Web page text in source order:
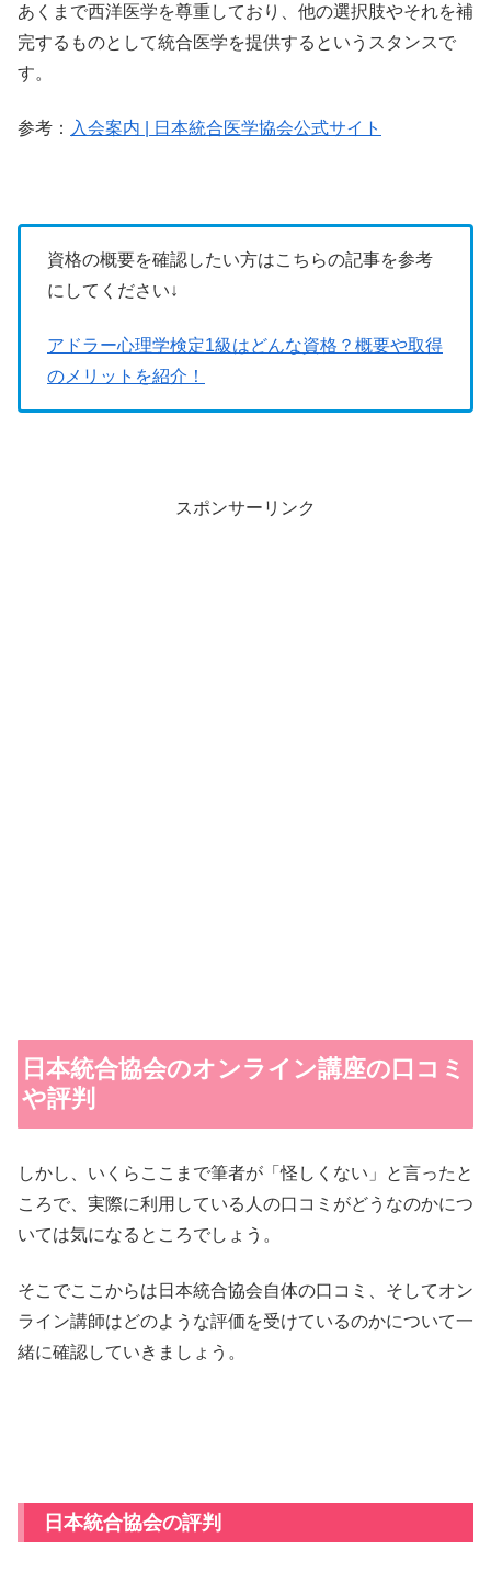
あくまで西洋医学を尊重しており、他の選択肢やそれを補
完するものとして統合医学を提供するというスタンスで
す。
参考： 入会案内 | 日本統合医学協会公式サイト
資格の概要を確認したい方はこちらの記事を参考
にしてください↓
アドラー心理学検定1級はどんな資格？概要や取得
のメリットを紹介！
スポンサーリンク
日本統合協会のオンライン講座の口コミ
や評判
しかし、いくらここまで筆者が「怪しくない」と言ったと
ころで、実際に利用している人の口コミがどうなのかにつ
いては気になるところでしょう。
そこでここからは日本統合協会自体の口コミ、そしてオン
ライン講師はどのような評価を受けているのかについて一
緒に確認していきましょう。
日本統合協会の評判